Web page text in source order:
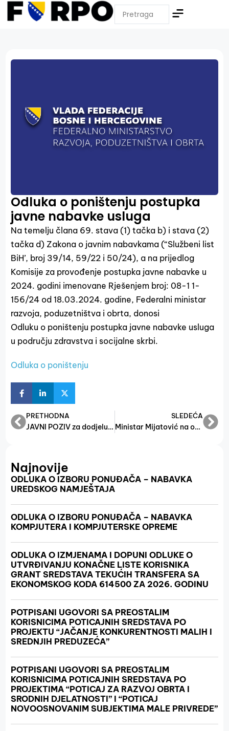
Odluka o poništenju postupka
javne nabavke usluga
Na temelju člana 69. stava (1) tačka b) i stava (2)
tačka d) Zakona o javnim nabavkama (“Službeni list
BiH’, broj 39/14, 59/22 i 50/24), a na prijedlog
Komisije za provođenje postupka javne nabavke u
2024. godini imenovane Rješenjem broj: 08-1 1-
156/24 od 18.03.2024. godine, Federalni ministar
razvoja, poduzetništva i obrta, donosi
Odluku o poništenju postupka javne nabavke usluga
u području zdravstva i socijalne skrbi.
Odluka o poništenju
PRETHODNA
JAVNI POZIV za dodjelu sredstava iz budžetske podrške EU za provođenje mjera energijske efikasnosti u mikro, malim i srednjim subjektima male privrede za 2024. godinu JP BPEU MMSP 2024-3
SLEDEĆA
Ministar Mijatović na otvaranju Sajma šljive u Gradačcu.
Najnovije
ODLUKA O IZBORU PONUĐAČA – NABAVKA
UREDSKOG NAMJEŠTAJA
ODLUKA O IZBORU PONUĐAČA – NABAVKA
KOMPJUTERA I KOMPJUTERSKE OPREME
ODLUKA O IZMJENAMA I DOPUNI ODLUKE O
UTVRĐIVANJU KONAČNE LISTE KORISNIKA
GRANT SREDSTAVA TEKUĆIH TRANSFERA SA
EKONOMSKOG KODA 614500 ZA 2026. GODINU
POTPISANI UGOVORI SA PREOSTALIM
KORISNICIMA POTICAJNIH SREDSTAVA PO
PROJEKTU “JAČANJE KONKURENTNOSTI MALIH I
SREDNJIH PREDUZEĆA”
POTPISANI UGOVORI SA PREOSTALIM
KORISNICIMA POTICAJNIH SREDSTAVA PO
PROJEKTIMA “POTICAJ ZA RAZVOJ OBRTA I
SRODNIH DJELATNOSTI” I “POTICAJ
NOVOOSNOVANIM SUBJEKTIMA MALE PRIVREDE”